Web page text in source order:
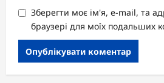
Зберегти моє ім'я, e-mail, та
браузері для моїх подальших